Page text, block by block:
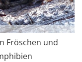
Fröschen und